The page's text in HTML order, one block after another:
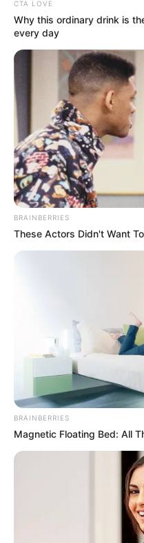
CTA LOVE
Why this ordinary drink is
every day
BRAINBERRIES
These Actors Didn't Want
BRAINBERRIES
Magnetic Floating Bed: All